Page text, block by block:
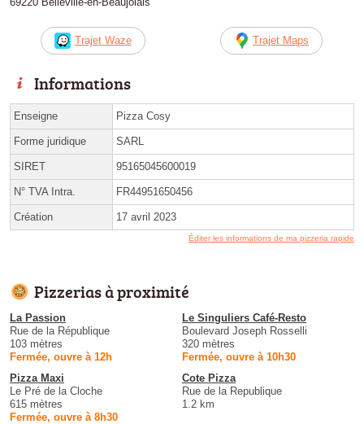
Trajet Waze Trajet Maps
Informations
Enseigne Pizza Cosy
Forme juridique SARL
SIRET 95165045600019
N° TVA Intra. FR44951650456
Création 17 avril 2023
Éditer les informations de ma pizzeria rapide
Pizzerias à proximité
La Passion
Rue de la République
103 mètres
Fermée, ouvre à 12h
Le Singuliers Café-Resto
Boulevard Joseph Rosselli
320 mètres
Fermée, ouvre à 10h30
Pizza Maxi
Le Pré de la Cloche
615 mètres
Fermée, ouvre à 8h30
Cote Pizza
Rue de la Republique
1.2 km